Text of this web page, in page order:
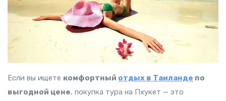
Если вы ищете комфортный отдых в Таиланде по
выгодной цене, покупка тура на Пхукет — это